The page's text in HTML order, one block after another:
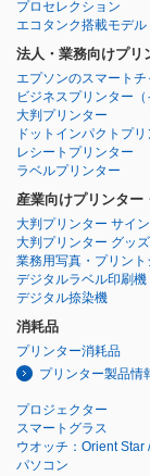
プロセレクション
エコタンク搭載モデル
法人・業務向けプリ
エプソンのスマートチ
ビジネスプリンター
大判プリンター
ドットインパクトプリ
レシートプリンター
ラベルプリンター
産業向けプリンター
大判プリンター サイ
大判プリンター グッ
業務用写真・プリント
デジタルラベル印刷機
デジタル捺染機
消耗品
プリンター消耗品
プリンター製品情
プロジェクター
スマートグラス
ウオッチ：Orient Star
パソコン